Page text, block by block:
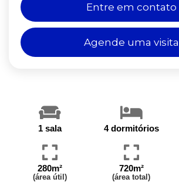
Entre em contato
Agende uma visita
1 sala 4 dormitórios
280m²
(área útil)
720m²
(área total)